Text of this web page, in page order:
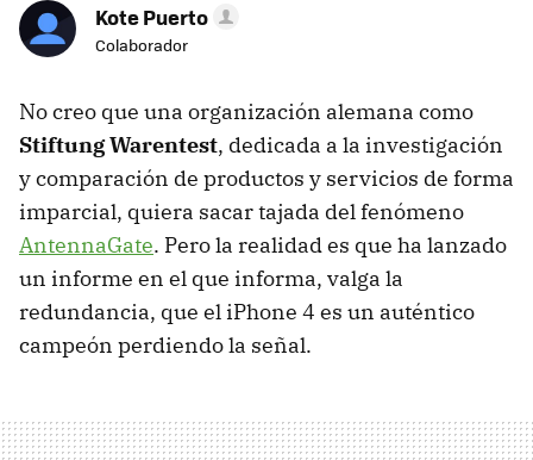
Kote Puerto
Colaborador
No creo que una organización alemana como
Stiftung Warentest, dedicada a la investigación
y comparación de productos y servicios de forma
imparcial, quiera sacar tajada del fenómeno
AntennaGate. Pero la realidad es que ha lanzado
un informe en el que informa, valga la
redundancia, que el iPhone 4 es un auténtico
campeón perdiendo la señal.